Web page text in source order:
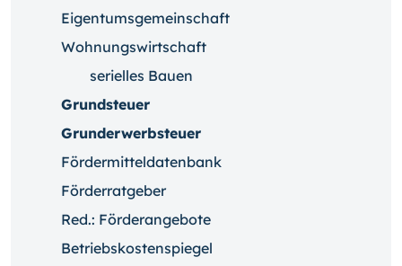
Eigentumsgemeinschaft
Wohnungswirtschaft
serielles Bauen
Grundsteuer
Grunderwerbsteuer
Fördermitteldatenbank
Förderratgeber
Red.: Förderangebote
Betriebskostenspiegel